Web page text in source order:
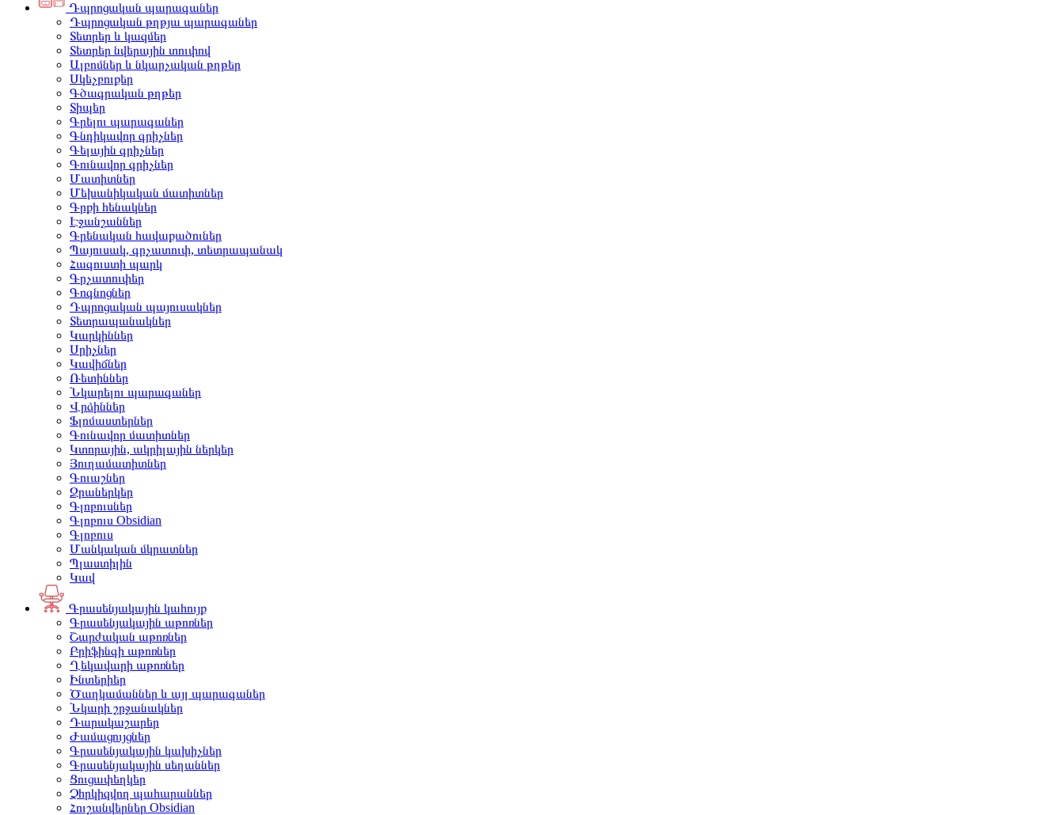
Դպրոցական պարագաներ
Դպրոցական թղթյա պարագաներ
Տետրեր և կազմեր
Տետրեր նվերային տուփով
Ալբոմներ և նկարչական թղթեր
Սկեչբուքեր
Գծագրական թղթեր
Տիպեր
Գրելու պարագաներ
Գնդիկավոր գրիչներ
Գելային գրիչներ
Գունավոր գրիչներ
Մատիտներ
Մեխանիկական մատիտներ
Գրքի հենակներ
Էջանշաններ
Գրենական հավաքածուներ
Պայուսակ, գրչատուփ, տետրապանակ
Հագուստի պարկ
Գրչատուփեր
Գոգնոցներ
Դպրոցական պայուսակներ
Տետրապանակներ
Կարկիններ
Սրիչներ
Կավիճներ
Ռետիններ
Նկարելու պարագաներ
Վրձիններ
Ֆլոմաստերներ
Գունավոր մատիտներ
Կտորային, ակրիլային ներկեր
Յուղամատիտներ
Գուաշներ
Ջրաներկեր
Գլոբուսներ
Գլոբուս Obsidian
Գլոբուս
Մանկական մկրատներ
Պլաստիլին
Կավ
Գրասենյակային կահույք
Գրասենյակային աթոռներ
Շարժական աթոռներ
Բրիֆինգի աթոռներ
Ղեկավարի աթոռներ
Ինտերիեր
Ծաղկամաններ և այլ պարագաներ
Նկարի շրջանակներ
Դարակաշարեր
Ժամացույցներ
Գրասենյակային կախիչներ
Գրասենյակային սեղաններ
Ցուցափեղկեր
Չհրկիզվող պահարաններ
Հուշանվերներ Obsidian